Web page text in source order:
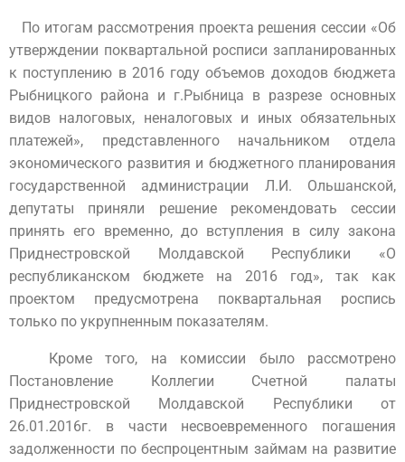
По итогам рассмотрения проекта решения сессии «Об
утверждении поквартальной росписи запланированных
к поступлению в 2016 году объемов доходов бюджета
Рыбницкого района и г.Рыбница в разрезе основных
видов налоговых, неналоговых и иных обязательных
платежей», представленного начальником отдела
экономического развития и бюджетного планирования
государственной администрации Л.И. Ольшанской,
депутаты приняли решение рекомендовать сессии
принять его временно, до вступления в силу закона
Приднестровской Молдавской Республики «О
республиканском бюджете на 2016 год», так как
проектом предусмотрена поквартальная роспись
только по укрупненным показателям.
Кроме того, на комиссии было рассмотрено
Постановление Коллегии Счетной палаты
Приднестровской Молдавской Республики от
26.01.2016г. в части несвоевременного погашения
задолженности по беспроцентным займам на развитие